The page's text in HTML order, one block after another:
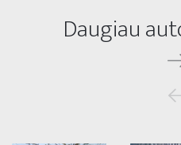
Daugiau